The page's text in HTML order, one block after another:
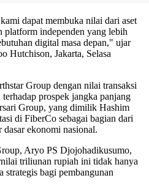
dapat membuka nilai dari aset
platform independen yang lebih
digital masa depan," ujar
Hutchison, Jakarta, Selasa
Group dengan nilai transaksi
prospek jangka panjang
Group, yang dimilik Hashim
di FiberCo sebagai bagian dari
ekonomi nasional.
Aryo PS Djojohadikusumo,
triliunan rupiah ini tidak hanya
strategis bagi pembangunan